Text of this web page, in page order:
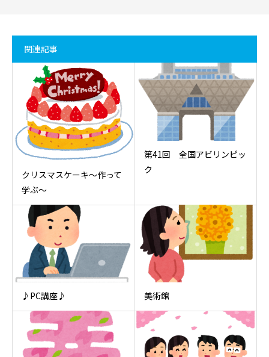
関連記事
クリスマスケーキ～作って
学ぶ～
第41回 全国アビリンピッ
ク
♪PC講座♪ 美術館